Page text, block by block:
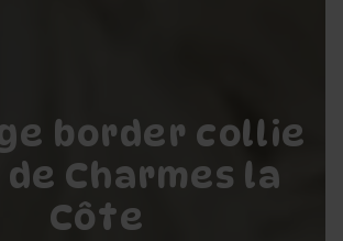
border collie
Charmes la
Côte